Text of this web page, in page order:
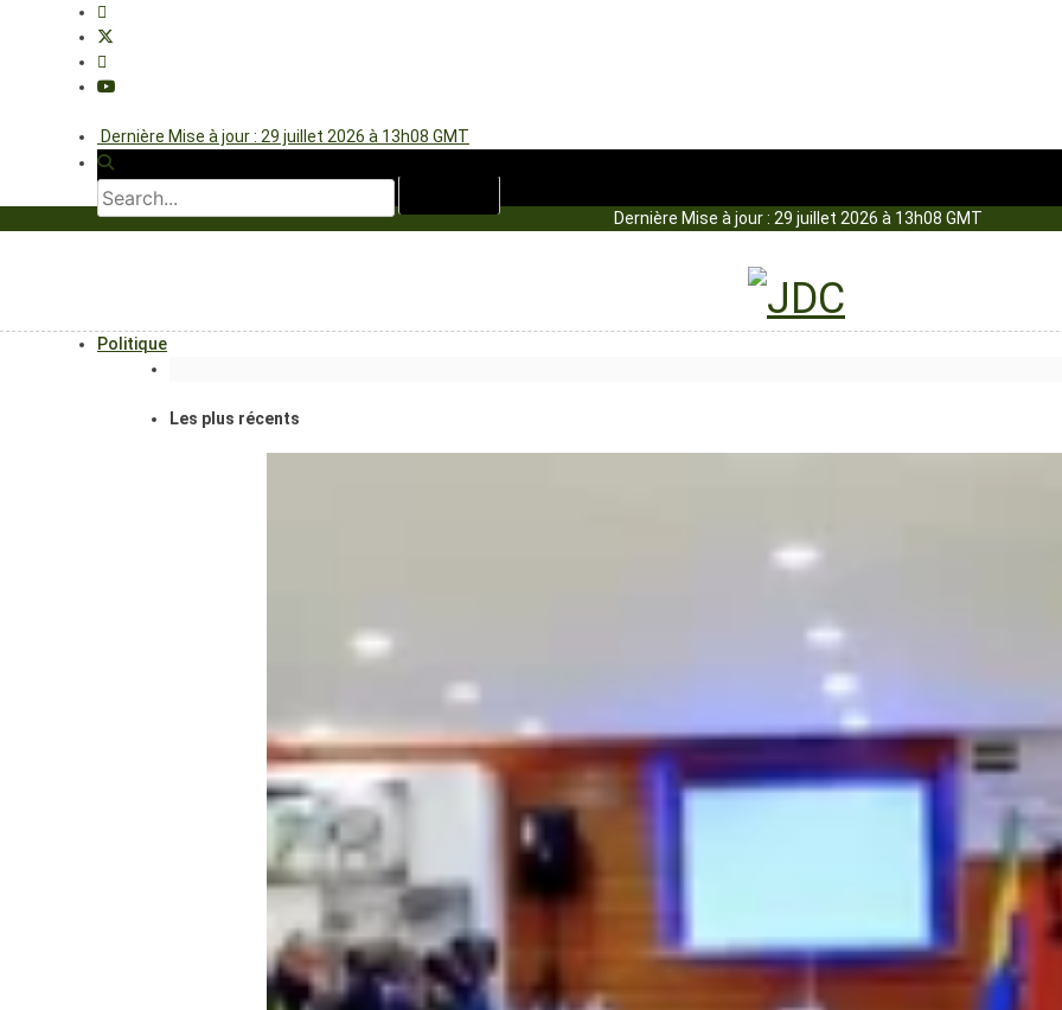
Dernière Mise à jour : 29 juillet 2026 à 13h08 GMT
Dernière Mise à jour : 29 juillet 2026 à 13h08 GMT
Politique
Les plus récents